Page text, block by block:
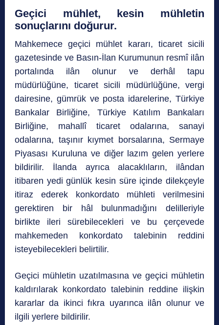
Geçici mühlet, kesin mühletin
sonuçlarını doğurur.
Mahkemece geçici mühlet kararı, ticaret sicili
gazetesinde ve Basın-İlan Kurumunun resmî ilân
portalında ilân olunur ve derhâl tapu
müdürlüğüne, ticaret sicili müdürlüğüne, vergi
dairesine, gümrük ve posta idarelerine, Türkiye
Bankalar Birliğine, Türkiye Katılım Bankaları
Birliğine, mahallî ticaret odalarına, sanayi
odalarına, taşınır kıymet borsalarına, Sermaye
Piyasası Kuruluna ve diğer lazım gelen yerlere
bildirilir. İlanda ayrıca alacaklıların, ilândan
itibaren yedi günlük kesin süre içinde dilekçeyle
itiraz ederek konkordato mühleti verilmesini
gerektiren bir hâl bulunmadığını delilleriyle
birlikte ileri sürebilecekleri ve bu çerçevede
mahkemeden konkordato talebinin reddini
isteyebilecekleri belirtilir.
Geçici mühletin uzatılmasına ve geçici mühletin
kaldırılarak konkordato talebinin reddine ilişkin
kararlar da ikinci fıkra uyarınca ilân olunur ve
ilgili yerlere bildirilir.